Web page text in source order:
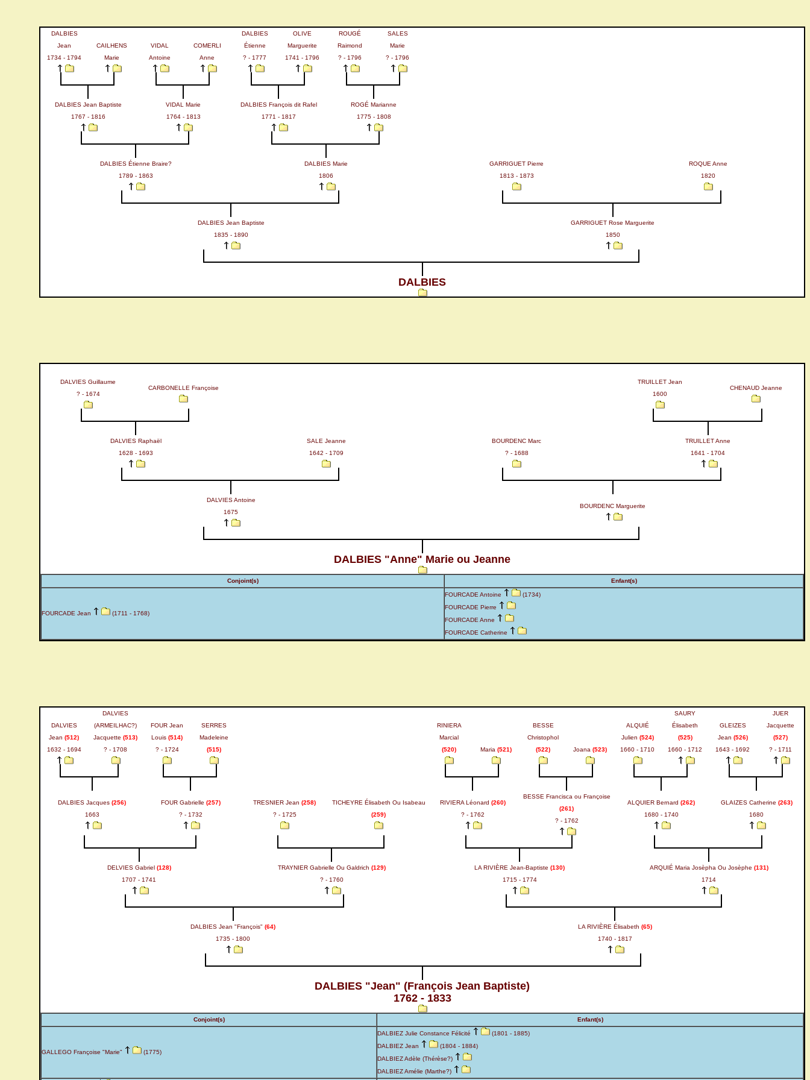
DALBIES
Jean
1734 - 1794
CAILHENS
Marie
VIDAL
Antoine
COMERLI
Anne
DALBIES
Étienne
? - 1777
OLIVE
Marguerite
1741 - 1796
ROUGÉ
Raimond
? - 1796
SALES
Marie
? - 1796
DALBIES Jean Baptiste
1767 - 1816
VIDAL Marie
1764 - 1813
DALBIES François dit Rafel
1771 - 1817
ROGÉ Marianne
1775 - 1808
DALBIES Étienne Braire?
1789 - 1863
DALBIES Marie
1806
GARRIGUET Pierre
1813 - 1873
ROQUE Anne
1820
DALBIES Jean Baptiste
1835 - 1890
GARRIGUET Rose Marguerite
1850
DALBIES
DALVIES Guillaume
? - 1674
CARBONELLE Françoise
TRUILLET Jean
1600
CHENAUD Jeanne
DALVIES Raphaël
1628 - 1693
SALE Jeanne
1642 - 1709
BOURDENC Marc
? - 1688
TRUILLET Anne
1641 - 1704
DALVIES Antoine
1675
BOURDENC Marguerite
DALBIES "Anne" Marie ou Jeanne
Conjoint(s) Enfant(s)
FOURCADE Jean (1711 - 1768)
FOURCADE Antoine
(1734)
FOURCADE Pierre
FOURCADE Anne
FOURCADE Catherine
DALVIES
Jean (512)
1632 - 1694
DALVIES
(ARMEILHAC?)
Jacquette (513)
? - 1708
FOUR Jean
Louis (514)
? - 1724
SERRES
Madeleine
(515)
RINIERA
Marcial
(520)
Maria (521)
BESSE
Christophol
(522)
Joana (523)
ALQUIÉ
Julien (524)
1660 - 1710
SAURY
Élisabeth
(525)
1660 - 1712
GLEIZES
Jean (526)
1643 - 1692
JUER
Jacquette
(527)
? - 1711
DALBIES Jacques (256)
1663
FOUR Gabrielle (257)
? - 1732
TRESNIER Jean (258)
? - 1725
TICHEYRE Élisabeth Ou Isabeau
(259)
RIVIERA Léonard (260)
? - 1762
BESSE Francisca ou Françoise
(261)
? - 1762
ALQUIER Bernard (262)
1680 - 1740
GLAIZES Catherine (263)
1680
DELVIES Gabriel (128)
1707 - 1741
TRAYNIER Gabrielle Ou Galdrich (129)
? - 1760
LA RIVIÈRE Jean-Baptiste (130)
1715 - 1774
ARQUIÉ Maria Josèpha Ou Josèphe (131)
1714
DALBIES Jean "François" (64)
1735 - 1800
LA RIVIÈRE Élisabeth (65)
1740 - 1817
DALBIES "Jean" (François Jean Baptiste)
1762 - 1833
Conjoint(s) Enfant(s)
GALLEGO Françoise "Marie" (1775)
DALBIEZ Julie Constance Félicité
(1801 - 1885)
DALBIEZ Jean
(1804 - 1884)
DALBIEZ Adèle (Thérèse?)
DALBIEZ Amélie (Marthe?)